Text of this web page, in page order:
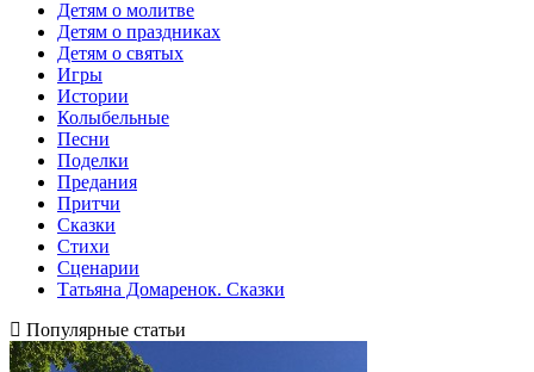
Детям о молитве
Детям о праздниках
Детям о святых
Игры
Истории
Колыбельные
Песни
Поделки
Предания
Притчи
Сказки
Стихи
Сценарии
Татьяна Домаренок. Сказки
Популярные статьи